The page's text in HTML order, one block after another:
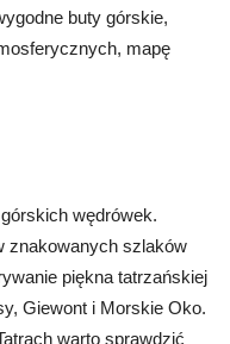
buty górskie,
mapę
wędrówek.
znakowanych szlaków
piękna tatrzańskiej
Giewont i Morskie Oko.
warto sprawdzić